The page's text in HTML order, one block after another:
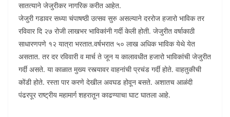
सातत्याने जेजुरीकर नागरिक करीत आहेत.
जेजुरी गडावर सध्या चंपाषष्ठी उत्सव सुरु असल्याने दररोज हजारो भाविक तर
रविवार दि २७ रोजी लाखभर भाविकांनी गर्दी केली होती. जेजुरीत वर्षाकाठी
साधारणपणे १२ यात्रा भरतात.वर्षभरात ५० लाख अधिक भाविक येथे येत
असतात. तर दर रविवारी व मार्च ते जून य कालावधीत हजारो भाविकांची जेजुरीत
गर्दी असते. या काळात मुख्य रस्त्यावर वाहनांची प्रचंड गर्दी होते. वाहतुकीची
कोंडी होते. रस्ता पार करणे देखील अवघड होवून बसते. अशातच आळंदी
पंढरपूर राष्ट्रीय महामार्ग शहरातून काढण्याचा घाट घातला आहे.